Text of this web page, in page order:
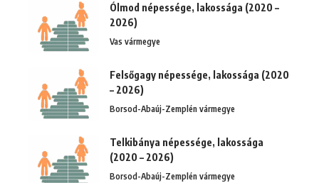
Ólmod népessége, lakossága (2020 –
2026)
Vas vármegye
Felsőgagy népessége, lakossága (2020
– 2026)
Borsod-Abaúj-Zemplén vármegye
Telkibánya népessége, lakossága
(2020 – 2026)
Borsod-Abaúj-Zemplén vármegye